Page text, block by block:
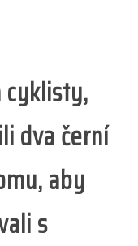
cyklisty,
dva černí
aby
s